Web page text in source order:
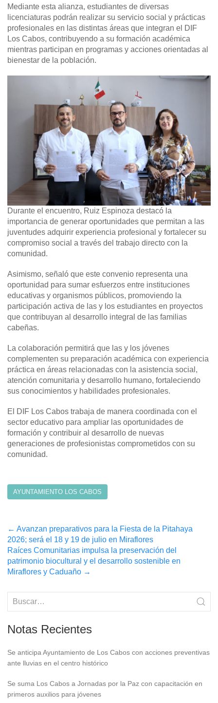
Mediante esta alianza, estudiantes de diversas
licenciaturas podrán realizar su servicio social y prácticas
profesionales en las distintas áreas que integran el DIF
Los Cabos, contribuyendo a su formación académica
mientras participan en programas y acciones orientadas al
bienestar de la población.
Durante el encuentro, Ruiz Espinoza destacó la
importancia de generar oportunidades que permitan a las
juventudes adquirir experiencia profesional y fortalecer su
compromiso social a través del trabajo directo con la
comunidad.
Asimismo, señaló que este convenio representa una
oportunidad para sumar esfuerzos entre instituciones
educativas y organismos públicos, promoviendo la
participación activa de las y los estudiantes en proyectos
que contribuyan al desarrollo integral de las familias
cabeñas.
La colaboración permitirá que las y los jóvenes
complementen su preparación académica con experiencia
práctica en áreas relacionadas con la asistencia social,
atención comunitaria y desarrollo humano, fortaleciendo
sus conocimientos y habilidades profesionales.
El DIF Los Cabos trabaja de manera coordinada con el
sector educativo para ampliar las oportunidades de
formación y contribuir al desarrollo de nuevas
generaciones de profesionistas comprometidos con su
comunidad.
AYUNTAMIENTO LOS CABOS
Post
navigation
← Avanzan preparativos para la Fiesta de la Pitahaya
2026; será el 18 y 19 de julio en Miraflores
Raíces Comunitarias impulsa la preservación del
patrimonio biocultural y el desarrollo sostenible en
Miraflores y Caduaño →
Notas Recientes
Se anticipa Ayuntamiento de Los Cabos con acciones preventivas
ante lluvias en el centro histórico
Se suma Los Cabos a Jornadas por la Paz con capacitación en
primeros auxilios para jóvenes